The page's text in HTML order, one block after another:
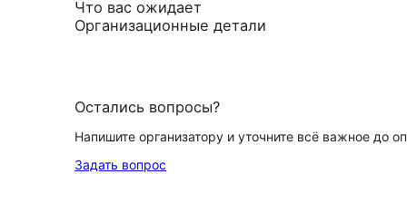
Что вас ожидает
Организационные детали
Остались вопросы?
Напишите организатору и уточните всё важное до
Задать вопрос